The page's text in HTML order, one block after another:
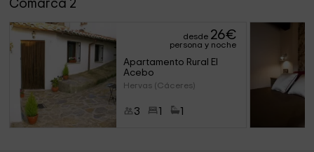
Comarca 2
desde 26€
persona y noche
Apartamento Rural El
Acebo
Hervas (Cáceres)
3